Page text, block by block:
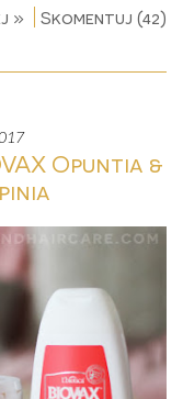
» Skomentuj (42)
Opuntia &